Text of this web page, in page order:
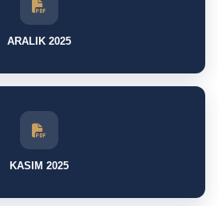
ARALIK 2025
KASIM 2025